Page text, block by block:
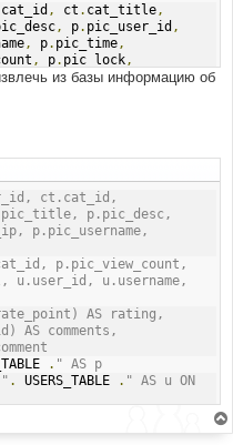
cat_id , ct . cat_title ,
, p. pic_user_id ,
, p. pic_time ,
, p. pic_lock ,
u.username, r.rate_pic_id,
ON p.pic_id =
AS c ON
LEFT JOIN phpbb_album_cat
.cat_id WHERE p . pic_cat_id
= 1 GROUP BY p.pic_id ORDER
album_hierarchy_sql
из базы информацию об
ct.cat_id,
p.pic_desc,
p.pic_username,
u.user_id, u.username,
AS comments,
. " AS p
"
. USERS_TABLE . " AS u ON